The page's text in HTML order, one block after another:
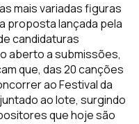
mais variadas figuras
proposta lançada pela
candidaturas
aberto a submissões,
que, das 20 canções
ao Festival da
ao lote, surgindo
que hoje são